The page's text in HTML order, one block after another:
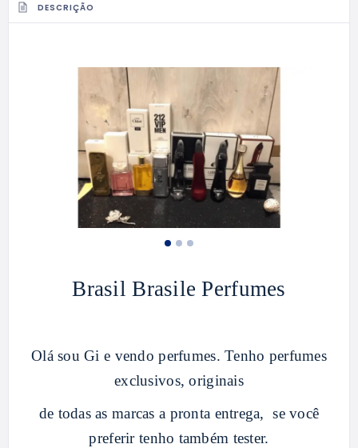
DESCRIÇÃO
Brasil Brasile Perfumes
Olá sou Gi e vendo perfumes. Tenho perfumes
exclusivos, originais
de todas as marcas a pronta entrega, se você
preferir tenho também tester.